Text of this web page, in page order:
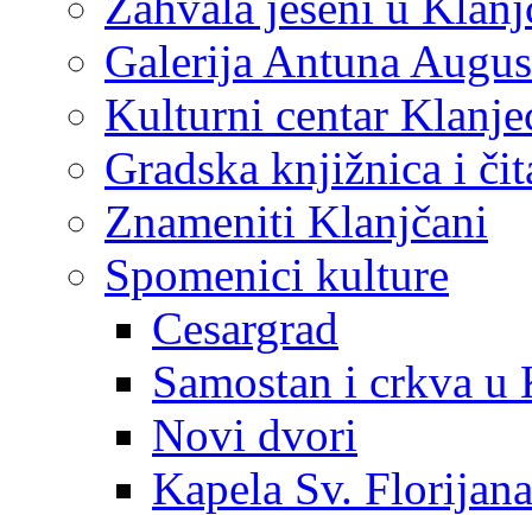
Galerija Antuna
Kulturni centar
Gradska knjižnica i
Znameniti Klanjčani
Spomenici kulture
Cesargrad
Samostan i crkva u
Novi dvori
Kapela Sv. Florijana